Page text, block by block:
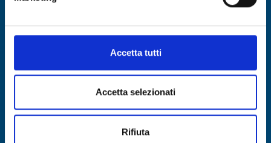
Accetta tutti
Accetta selezionati
Rifiuta